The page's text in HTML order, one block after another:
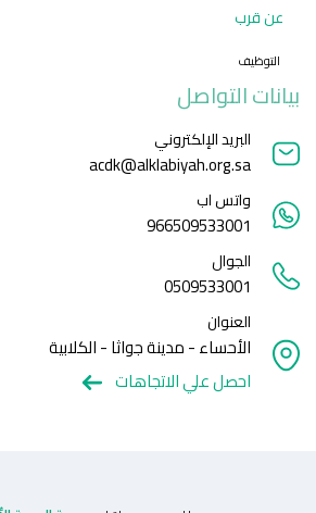
عن قرب
التوظيف
بيانات التواصل
البريد الإلكتروني
acdk@alklabiyah.org.sa
واتس اب
966509533001
الجوال
0509533001
العنوان
الأحساء - مدينة جواثا - الكلابية
احصل علي الاتجاهات